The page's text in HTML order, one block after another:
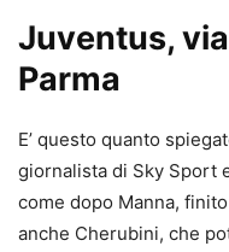
Juventus, via
Parma
E’ questo quanto
giornalista di Sky Sport
come dopo Manna,
anche Cherubini, che